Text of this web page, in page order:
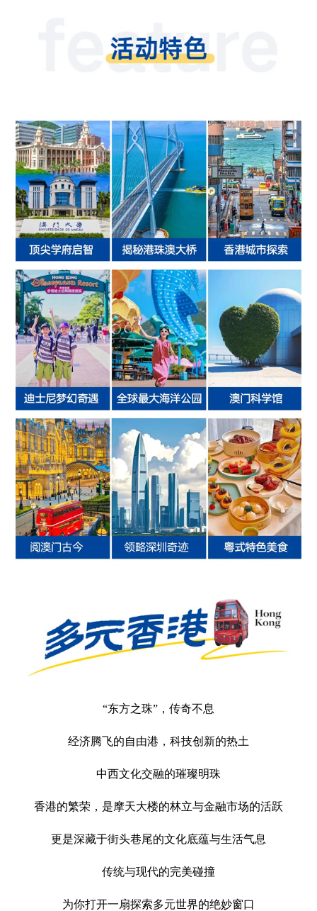
“东方之珠”，传奇不息
经济腾飞的自由港，科技创新的热土
中西文化交融的璀璨明珠
香港的繁荣，是摩天大楼的林立与金融市场的活跃
更是深藏于街头巷尾的文化底蕴与生活气息
传统与现代的完美碰撞
为你打开一扇探索多元世界的绝妙窗口